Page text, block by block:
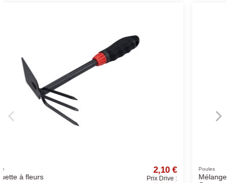
Prix Drive :